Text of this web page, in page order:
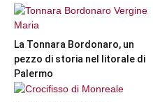
La Tonnara Bordonaro, un
pezzo di storia nel litorale di
Palermo